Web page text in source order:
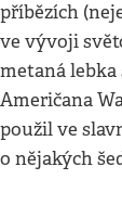
příbězích
ve vývoji
metaná
Američana
použil ve
o nějakých